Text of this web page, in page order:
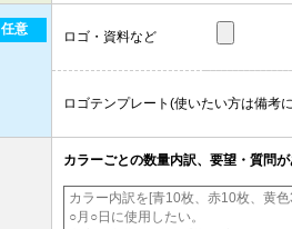
任意 ロゴ・資料など
ロゴテンプレート(使いたい方は備考
カラーごとの数量内訳、要望・質問が